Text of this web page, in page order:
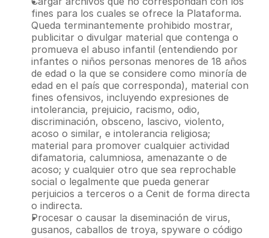
fines para los cuales se ofrece la Plataforma.
Queda terminantemente prohibido mostrar,
publicitar o divulgar material que contenga o
promueva el abuso infantil (entendiendo por
infantes o niños personas menores de 18 años
de edad o la que se considere como minoría de
edad en el país que corresponda), material con
fines ofensivos, incluyendo expresiones de
intolerancia, prejuicio, racismo, odio,
discriminación, obsceno, lascivo, violento,
acoso o similar, e intolerancia religiosa;
material para promover cualquier actividad
difamatoria, calumniosa, amenazante o de
acoso; y cualquier otro que sea reprochable
social o legalmente que pueda generar
perjuicios a terceros o a Cenit de forma directa
o indirecta.
Procesar o causar la diseminación de virus,
gusanos, caballos de troya, spyware o código